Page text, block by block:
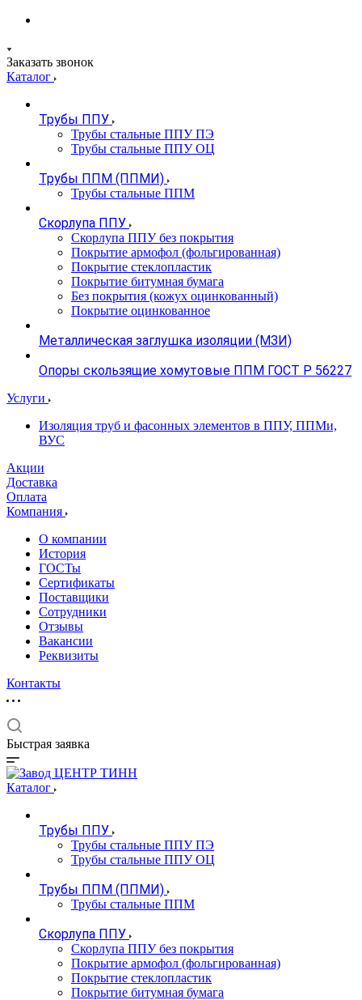
Заказать звонок
Каталог
Трубы ППУ
Трубы стальные ППУ ПЭ
Трубы стальные ППУ ОЦ
Трубы ППМ (ППМИ)
Трубы стальные ППМ
Скорлупа ППУ
Скорлупа ППУ без покрытия
Покрытие армофол (фольгированная)
Покрытие стеклопластик
Покрытие битумная бумага
Без покрытия (кожух оцинкованный)
Покрытие оцинкованное
Металлическая заглушка изоляции (МЗИ)
Опоры скользящие хомутовые ППМ ГОСТ Р 56227
Услуги
Изоляция труб и фасонных элементов в ППУ, ППМи,
ВУС
Акции
Доставка
Оплата
Компания
О компании
История
ГОСТы
Сертификаты
Поставщики
Сотрудники
Отзывы
Вакансии
Реквизиты
Контакты
Быстрая заявка
Каталог
Трубы ППУ
Трубы стальные ППУ ПЭ
Трубы стальные ППУ ОЦ
Трубы ППМ (ППМИ)
Трубы стальные ППМ
Скорлупа ППУ
Скорлупа ППУ без покрытия
Покрытие армофол (фольгированная)
Покрытие стеклопластик
Покрытие битумная бумага